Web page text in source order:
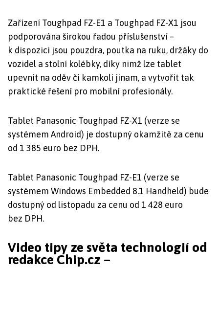
Zařízení Toughpad FZ-E1 a Toughpad FZ-X1 jsou
podporována širokou řadou příslušenství –
k dispozici jsou pouzdra, poutka na ruku, držáky do
vozidel a stolní kolébky, díky nimž lze tablet
upevnit na oděv či kamkoli jinam, a vytvořit tak
praktické řešení pro mobilní profesionály.
Tablet Panasonic Toughpad FZ-X1 (verze se
systémem Android) je dostupný okamžitě za cenu
od 1 385 euro bez DPH.
Tablet Panasonic Toughpad FZ-E1 (verze se
systémem Windows Embedded 8.1 Handheld) bude
dostupný od listopadu za cenu od 1 428 euro
bez DPH.
Video tipy ze světa technologií od
redakce Chip.cz –